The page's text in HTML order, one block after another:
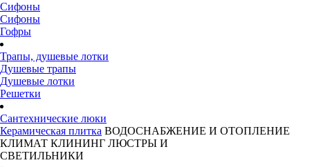
Сифоны
Сифоны
Гофры
Трапы, душевые лотки
Душевые трапы
Душевые лотки
Решетки
Сантехнические люки
Керамическая плитка ВОДОСНАБЖЕНИЕ И ОТОПЛЕНИЕ
КЛИМАТ КЛИНИНГ ЛЮСТРЫ И
СВЕТИЛЬНИКИ